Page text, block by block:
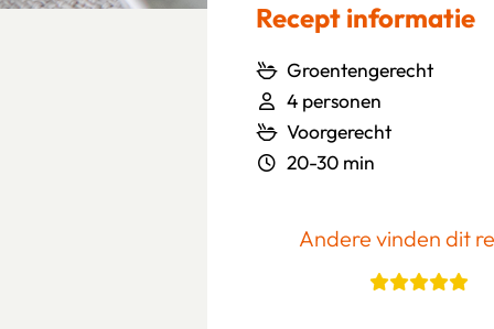
Recept informatie
Groentengerecht
4 personen
Voorgerecht
20-30 min
Andere vinden dit